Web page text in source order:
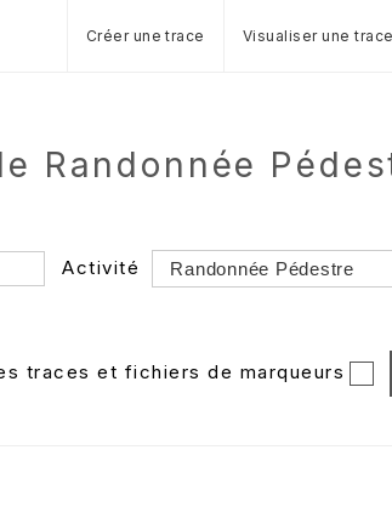
Créer une trace Visualiser une trace
Randonnée
Activité
Dossier
traces et fichiers de marqueurs